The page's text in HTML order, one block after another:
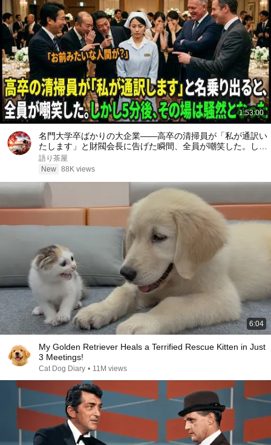
1:53:00
名門大学卒ばかりの大企業――高卒の清掃員が「私が通訳い
たします」と財閥会長に告げた瞬間、全員が嘲笑した。しか
し5分後、その場は静まり返った。#動エピソード#老後の物
語 #家族の物語
語り茶屋
New 88K views
6:04
My Golden Retriever Heals a Terrified Rescue Kitten in Just
3 Meetings!
Cat Dog Diary • 11M views